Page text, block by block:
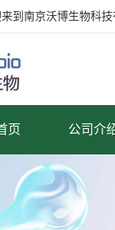
到南京沃博生物科技
页 公司介